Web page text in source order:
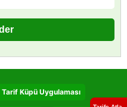
Tarif Küpü Uygulaması